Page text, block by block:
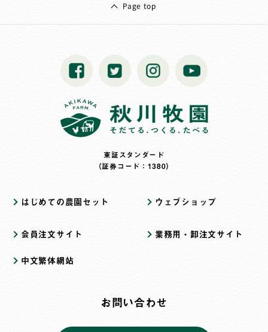
Page top
東証スタンダード
（証券コード：1380）
はじめての農園セット ウェブショップ
会員注文サイト 業務用・卸注文サイト
中文繁体網站
お問い合わせ